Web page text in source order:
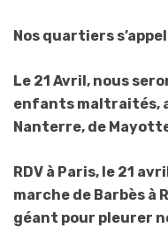
Nos quartiers
Le 21 Avril, nous
enfants maltraités,
Nanterre, de
RDV à Paris, le 21
marche de Barbès à
géant pour pleurer